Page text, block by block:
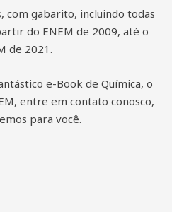
com gabarito, incluindo todas
do ENEM de 2009, até o
de 2021.
e-Book de Química, o
entre em contato conosco,
para você.